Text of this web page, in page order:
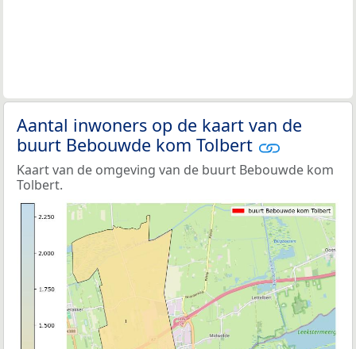
Aantal inwoners op de kaart van de
buurt Bebouwde kom Tolbert
Kaart van de omgeving van de buurt Bebouwde kom
Tolbert.